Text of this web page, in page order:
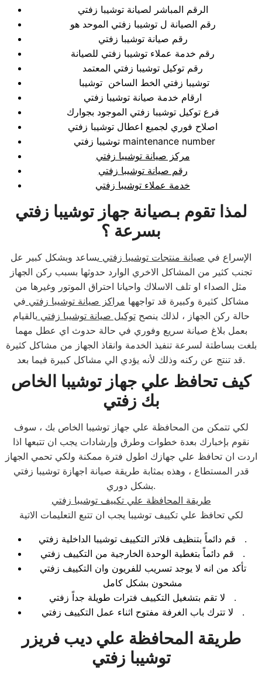
الرقم المباشر لصيانة توشيبا زفتي
رقم الصيانة ل توشيبا زفتي الموحد هو
رقم صيانة توشيبا زفتي
رقم خدمة عملاء توشيبا زفتي للصيانة
رقم توكيل توشيبا زفتي المعتمد
توشيبا زفتي الخط الساخن توشيبا
ارقام خدمة صيانة توشيبا زفتي
فرع توكيل توشيبا زفتي الموجود بجوارك
اصلاح فوري لجميع اعطال توشيبا زفتي
توشيبا زفتي maintenance number
مركز صيانة توشيبا زفتي
رقم صيانة توشيبا زفتي
خدمة عملاء توشيبا زفتي
لمذا تقوم بـصيانة جهاز توشيبا زفتي
بسرعة ؟
الإسراع في صيانة منتجات توشيبا زفتي يساعد وبشكل كبير عل
تجنب كثير من المشاكل الاخري الوارد حدوثها بسبب ركن الجهاز
مثل الصداء او تلف الاسلاك واحيانا احتراق الموتور وغيرها من
مشاكل كثيرة وكبيرة قد تواجهها مراكز صيانة توشيبا زفتي في
حالة ركن الجهاز ، لذلك ينصحتوكيل صيانة توشيبا زفتي بالقيام
بعمل بلاغ صيانة سريع وفوري في حالة حدوث اي عطل مهما
بلغت بساطتة لسرعة تنفيذ الخدمة وانقاذ الجهاز من مشاكل كثيرة
قد تنتج عن ركنه وذلك لأنه يؤدي الي مشاكل كبيرة فيما بعد.
كيف تحافظ علي جهاز توشيبا الخاص
بك زفتي
لكي تتمكن من المحافظة علي جهاز توشيبا الخاص بك ، سوف
نقوم بإخبارك بعدة خطوات وطرق وإرشادات يجب ان تتبعها اذا
اردت ان تحافظ علي جهازك اطول فترة ممكنة ولكي تحمي الجهاز
قدر المستطاع ، وهذه بمثابة طريقة صيانة اجهازة توشيبا زفتي
بشكل دوري.
طريقة المحافظة علي تكييف توشيبا زفتي
لكي تحافظ علي تكييف توشيبا يجب ان تتبع التعليمات الاتية
قم دائماً بتنظيف فلاتر التكييف توشيبا الداخلية زفتي .
قم دائماً بتغطية الوحدة الخارجية من التكييف زفتي .
تأكد من انه لا يوجد تسريب للفريون وان التكييف زفتي
مشحون بشكل كامل
لا تقم بتشغيل التكييف فترات طويلة جداً زفتي .
لا تترك باب الغرفة مفتوح اثناء عمل التكييف زفتي .
طريقة المحافظة علي ديب فريزر
توشيبا زفتي